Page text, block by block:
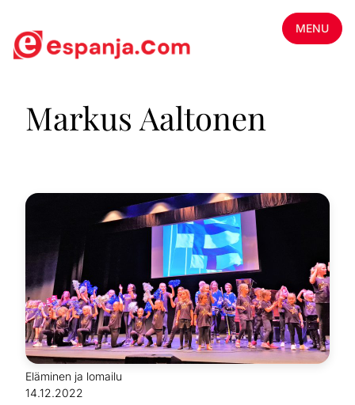
MENU
Markus Aaltonen
Eläminen ja lomailu
14.12.2022